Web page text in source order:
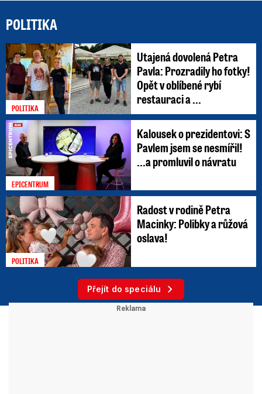
POLITIKA
POLITIKA
Utajená dovolená Petra
Pavla: Prozradily ho fotky!
Opět v oblíbené rybí
restauraci a ...
EPICENTRUM
Kalousek o prezidentovi: S
Pavlem jsem se nesmířil!
...a promluvil o návratu
POLITIKA
Radost v rodině Petra
Macinky: Polibky a růžová
oslava!
Přejít do speciálu